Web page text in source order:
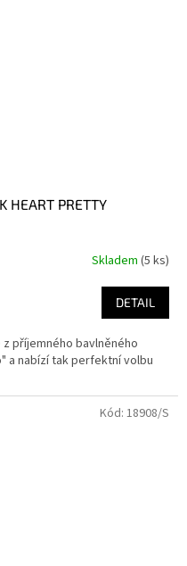
HEART PRETTY
Skladem (5 ks)
DETAIL
z příjemného bavlněného
a nabízí tak perfektní volbu
Kód: 18908/S